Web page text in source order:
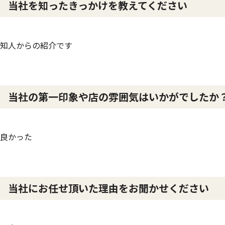
当社を知ったきっかけを教えてください
知人からの紹介です
当社の第一印象や店の雰囲気はいかがでしたか
良かった
当社にお任せ頂いた理由をお聞かせください